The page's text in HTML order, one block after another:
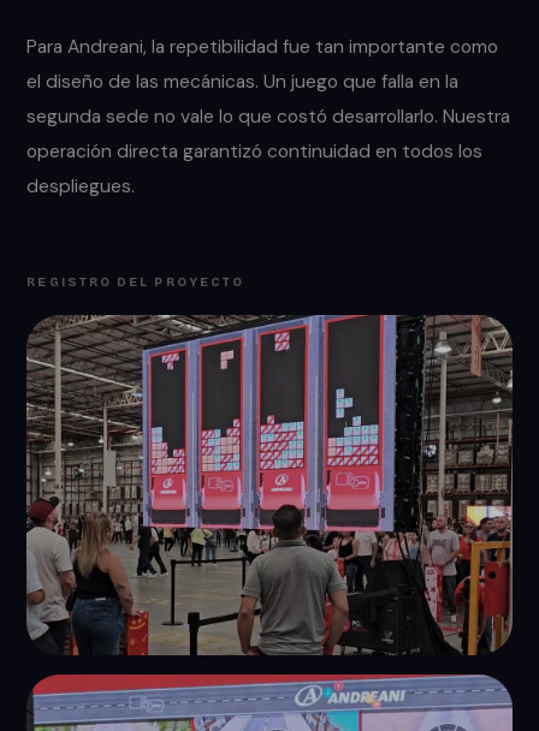
Para Andreani, la repetibilidad fue tan importante como
el diseño de las mecánicas. Un juego que falla en la
segunda sede no vale lo que costó desarrollarlo. Nuestra
operación directa garantizó continuidad en todos los
despliegues.
REGISTRO DEL PROYECTO